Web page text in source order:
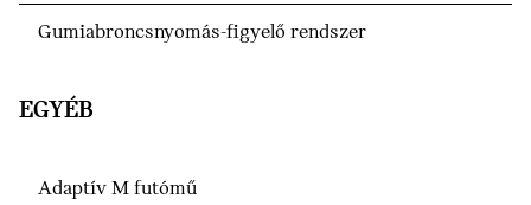
Gumiabroncsnyomás-figyelő rendszer
EGYÉB
Adaptív M futómű